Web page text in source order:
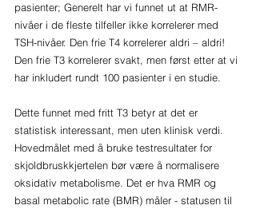
pasienter; Generelt har vi funnet ut at RMR-
nivåer i de fleste tilfeller ikke korrelerer med
TSH-nivåer. Den frie T4 korrelerer aldri – aldri!
Den frie T3 korrelerer svakt, men først etter at vi
har inkludert rundt 100 pasienter i en studie.
Dette funnet med fritt T3 betyr at det er
statistisk interessant, men uten klinisk verdi.
Hovedmålet med å bruke testresultater for
skjoldbruskkjertelen bør være å normalisere
oksidativ metabolisme. Det er hva RMR og
basal metabolic rate (BMR) måler - statusen til